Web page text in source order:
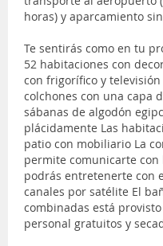
horas) y aparcamiento
Te sentirás como en tu
52 habitaciones con
con frigorífico y televisión
colchones con una capa
sábanas de algodón
plácidamente Las
patio con mobiliario La
permite comunicarte con
podrás entretenerte con
canales por satélite El
combinadas está
personal gratuitos y